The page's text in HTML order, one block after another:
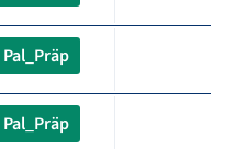
Pal_Präp
Pal_Präp